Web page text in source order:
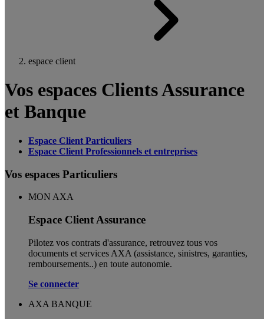
espace client
Vos espaces Clients Assurance
et Banque
Espace Client Particuliers
Espace Client Professionnels et entreprises
Vos espaces Particuliers
MON AXA
Espace Client Assurance
Pilotez vos contrats d'assurance, retrouvez tous vos
documents et services AXA (assistance, sinistres, garanties,
remboursements..) en toute autonomie. ​
Se connecter
AXA BANQUE